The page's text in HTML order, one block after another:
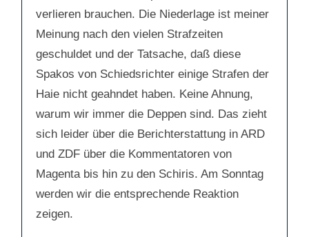
Carola. Hast du eigentlich irgendwas
verstanden?
verlieren brauchen. Die Niederlage ist meiner
Meinung nach den vielen Strafzeiten
geschuldet und der Tatsache, daß diese
Spakos von Schiedsrichter einige Strafen der
Haie nicht geahndet haben. Keine Ahnung,
warum wir immer die Deppen sind. Das zieht
sich leider über die Berichterstattung in ARD
und ZDF über die Kommentatoren von
Magenta bis hin zu den Schiris. Am Sonntag
werden wir die entsprechende Reaktion
zeigen.